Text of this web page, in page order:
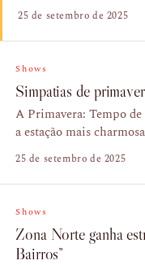
25 de setembro de 2025
Shows
Simpatias de
A Primavera: Tempo
a estação mais
25 de setembro de 2025
Shows
Zona Norte ganha
Bairros”